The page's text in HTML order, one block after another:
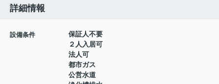
詳細情報
設備条件
保証人不要
２人入居可
法人可
都市ガス
公営水道